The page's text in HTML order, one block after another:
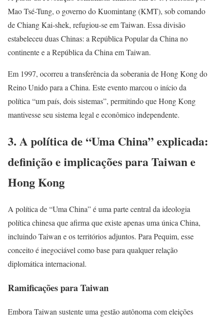
Mao Tsé-Tung, o governo do Kuomintang (KMT), sob comando
de Chiang Kai-shek, refugiou-se em Taiwan. Essa divisão
estabeleceu duas Chinas: a República Popular da China no
continente e a República da China em Taiwan.
Em 1997, ocorreu a transferência da soberania de Hong Kong do
Reino Unido para a China. Este evento marcou o início da
política “um país, dois sistemas”, permitindo que Hong Kong
mantivesse seu sistema legal e econômico independente.
3. A política de “Uma China” explicada:
definição e implicações para Taiwan e
Hong Kong
A política de “Uma China” é uma parte central da ideologia
política chinesa que afirma que existe apenas uma única China,
incluindo Taiwan e os territórios adjuntos. Para Pequim, esse
conceito é inegociável como base para qualquer relação
diplomática internacional.
Ramificações para Taiwan
Embora Taiwan sustente uma gestão autônoma com eleições